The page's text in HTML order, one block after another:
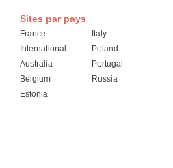
Sites par pays
France
International
Australia
Belgium
Estonia
Italy
Poland
Portugal
Russia